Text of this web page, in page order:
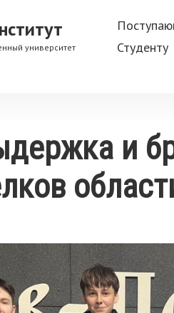
университет
Студенту
и